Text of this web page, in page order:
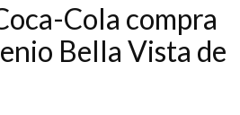
Cola compra
Bella Vista de